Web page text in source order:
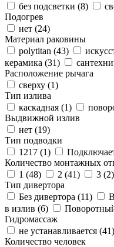
без подсветки (8)
Подогрев
нет (24)
Материал раковины
polytitan (43)
керамика (31)
Расположение рычага
сверху (1)
Тип излива
каскадная (1)
Выдвижной излив
нет (19)
Тип подводки
1217 (1)
Количество монтажных
1 (48) 2 (41) 3 (2)
Тип дивертора
Без дивертора (11)
в излив (6)
Гидромассаж
не устанавливается (41)
Количество человек